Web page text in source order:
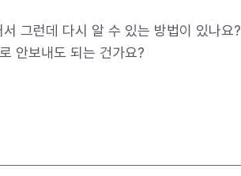
그런데 다시 알 수 있는 방법이 있나요?
안보내도 되는 건가요?